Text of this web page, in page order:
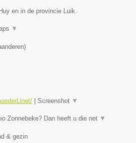
en in de provincie Luik.
▼
)
| Screenshot ▼
Zonnebeke? Dan heeft u die net ▼
& gezin